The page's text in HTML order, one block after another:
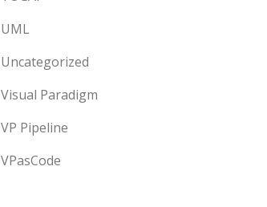
UML
Uncategorized
Visual Paradigm
VP Pipeline
VPasCode